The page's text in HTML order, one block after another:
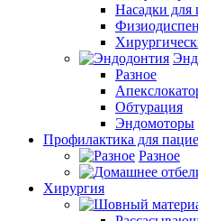
Насадки для
Разное
Обтурация
Эндомоторы
Профилактика для
Разное
Хирургия